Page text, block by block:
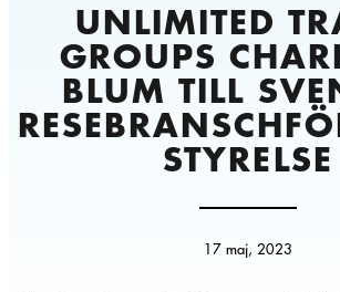
UNLIMITED
GROUPS
BLUM TILL
STYRELSE
17 maj, 2023